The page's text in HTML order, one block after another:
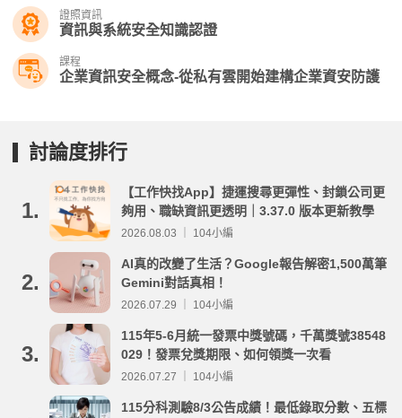
證照資訊
資訊與系統安全知識認證
課程
企業資訊安全概念-從私有雲開始建構企業資安防護
討論度排行
1.
【工作快找App】捷運搜尋更彈性、封鎖公司更
夠用、職缺資訊更透明｜3.37.0 版本更新教學
2026.08.03 ｜ 104小編
2.
AI真的改變了生活？Google報告解密1,500萬筆
Gemini對話真相！
2026.07.29 ｜ 104小編
3.
115年5-6月統一發票中獎號碼，千萬獎號38548
029！發票兌獎期限、如何領獎一次看
2026.07.27 ｜ 104小編
115分科測驗8/3公告成績！最低錄取分數、五標